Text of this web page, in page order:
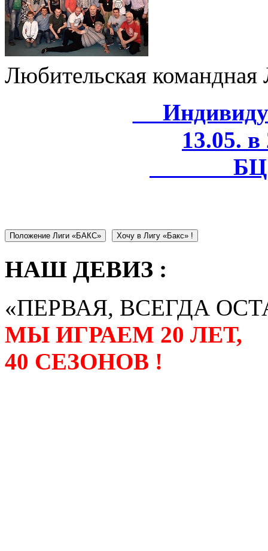
Любительская
13.05.
БЦ
Положение Лиги «БАКС» Хочу в Лигу «Бакс» !
НАШ ДЕВИЗ :
«ПЕРВАЯ, ВСЕГДА
МЫ ИГРАЕМ 20 ЛЕТ,
40 СЕЗОНОВ !